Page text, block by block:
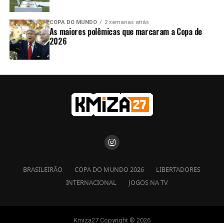
COPA DO MUNDO 2 semanas atrás
As maiores polêmicas que marcaram a Copa de
2026
BRASILEIRÃO COPA DO MUNDO 2026
LIBERTADORES
INTERNACIONAL
JOGOS NA TV
Kmiza27 Copyright © 2026